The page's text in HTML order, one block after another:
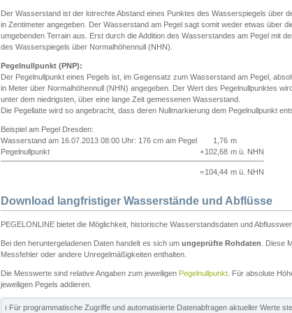
Der Wasserstand ist der lotrechte Abstand eines Punktes des Wasserspiegels über
in Zentimeter angegeben. Der Wasserstand am Pegel sagt somit weder etwas über
umgebenden Terrain aus. Erst durch die Addition des Wasserstandes am Pegel mit
des Wasserspiegels über Normalhöhennull (NHN).
Pegelnullpunkt (PNP):
Der Pegelnullpunkt eines Pegels ist, im Gegensatz zum Wasserstand am Pegel,
in Meter über Normalhöhennull (NHN) angegeben. Der Wert des Pegelnullpunktes
unter dem niedrigsten, über eine lange Zeit gemessenen Wasserstand.
Die Pegellatte wird so angebracht, dass deren Nullmarkierung dem Pegelnullpunkt
Beispiel am Pegel Dresden:
Wasserstand am 16.07.2013 08:00 Uhr: 176 cm am Pegel
1,76 m
Pegelnullpunkt
+102,68 m ü. NHN
=104,44 m ü. NHN
Download langfristiger Wasserstände und Abflüsse
PEGELONLINE bietet die Möglichkeit, historische Wasserstandsdaten und
Bei den heruntergeladenen Daten handelt es sich um ungeprüfte Rohdaten . Diese
Messfehler oder andere Unregelmäßigkeiten enthalten.
Die Messwerte sind relative Angaben zum jeweiligen Pegelnullpunkt . Für absolute
jeweiligen Pegels addieren.
ℹ️ Für programmatische Zugriffe und automatisierte Datenabfragen aktueller Werte